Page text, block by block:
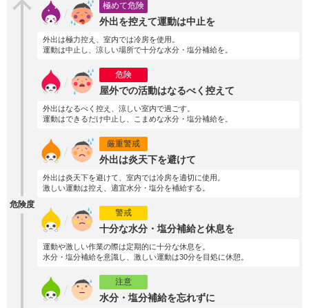
危険度
極めて危険
外出を控えて運動は中止を
外出は極力控え、室内では冷房を使用。
運動は中止し、涼しい場所で十分な水分・塩分補給を。
危険
屋外での活動はなるべく控えて
外出はなるべく控え、涼しい室内で過ごす。
運動はできるだけ中止し、こまめな水分・塩分補給を。
厳重警戒
外出は炎天下を避けて
外出は炎天下を避けて、室内では冷房を適切に使用。
激しい運動は控え、適宜水分・塩分を補給する。
警戒
十分な水分・塩分補給と休息を
運動や激しい作業の際は定期的に十分な休息を。
水分・塩分補給を意識し、激しい運動は30分を目処に休憩。
注意
水分・塩分補給を忘れずに